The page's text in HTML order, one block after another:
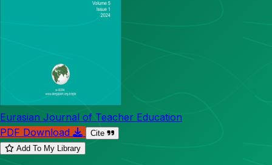
Eurasian Journal of Teacher Education
PDF Download
Cite
Add To My Library